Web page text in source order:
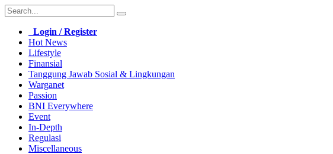
Login / Register
Hot News
Lifestyle
Finansial
Tanggung Jawab Sosial & Lingkungan
Warganet
Passion
BNI Everywhere
Event
In-Depth
Regulasi
Miscellaneous